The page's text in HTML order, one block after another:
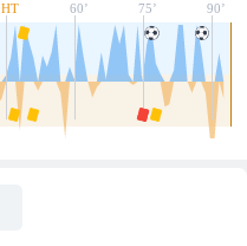
HT 60’ 75’ 90’